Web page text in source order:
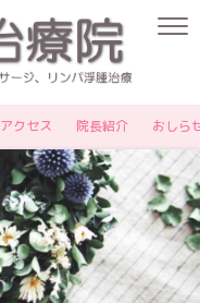
アクセス 院長紹介 おしら